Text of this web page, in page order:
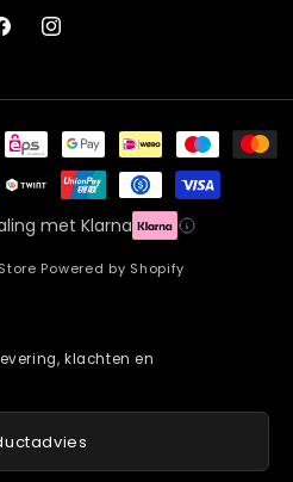
Instagram
met Klarna
Powered by Shopify
klachten en